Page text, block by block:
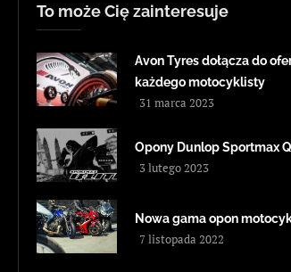
To może Cię zainteresuje
Avon Tyres dołącza do
każdego motocyklisty
31 marca 2023
Opony Dunlop Sportmax
3 lutego 2023
Nowa gama opon
7 listopada 2022